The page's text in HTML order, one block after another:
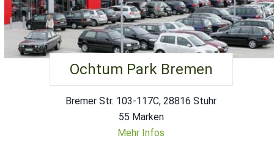
Ochtum Park Bremen
Bremer Str. 103-117C, 28816 Stuhr
55 Marken
Mehr Infos